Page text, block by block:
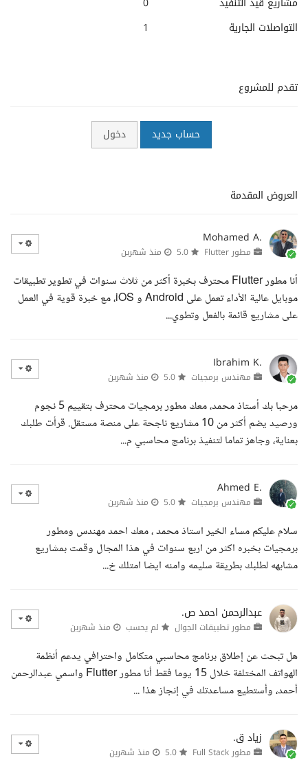
التواصلات الجارية
1
تقدم للمشروع
حساب جديد دخول
العروض المقدمة
Mohamed A.
مطور Flutter منذ شهرين
أنا مطور Flutter محترف بخبرة أكثر من ثلاث سنوات في تطوير تطبيقات
موبايل عالية الأداء تعمل على Android و iOS، مع خبرة قوية في العمل
على مشاريع قائمة بالفعل وتطوي...
Ibrahim K.
مهندس برمجيات منذ شهرين
مرحبا بك أستاذ محمد، معك مطور برمجيات محترف بتقييم 5 نجوم
ورصيد يضم أكثر من 10 مشاريع ناجحة على منصة مستقل. قرأت طلبك
بعناية، وجاهز تماما لتنفيذ برنامج محاسبي م...
Ahmed E.
مهندس برمجيات منذ شهرين
سلام عليكم مساء الخير استاذ محمد ، معك احمد مهندس ومطور
برمجيات بخبره اكثر من اربع سنوات في هذا المجال وقمت بمشاريع
مشابهه لطلبك بطريقة سليمه وامنه ايضا امتلك خ...
عبدالرحمن احمد ص.
مطور تطبيقات الجوال لم يحسب منذ شهرين
هل تبحث عن إطلاق برنامج محاسبي متكامل واحترافي يدعم أنظمة
الهواتف المختلفة خلال 15 يوما فقط أنا مطور Flutter واسمي عبدالرحمن
أحمد، وأستطيع مساعدتك في إنجاز هذا ...
زياد ق.
مطور Full Stack منذ شهرين